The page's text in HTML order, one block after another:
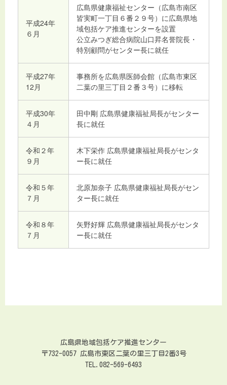
平成24年
６月
広島県健康福祉センター（広島市南区
皆実町一丁目６番２９号）に広島県地
域包括ケア推進センターを設置
公立みつぎ総合病院山口昇名誉院長・
特別顧問がセンター長に就任
平成27年
12月
事務所を広島県医師会館（広島市東区
二葉の里三丁目２番３号）に移転
平成30年
４月
田中剛 広島県健康福祉局長がセンター
長に就任
令和２年
９月
木下栄作 広島県健康福祉局長がセンタ
ー長に就任
令和５年
７月
北原加奈子 広島県健康福祉局長がセン
ター長に就任
令和８年
７月
矢野好輝 広島県健康福祉局長がセンタ
ー長に就任
広島県地域包括ケア推進センター
〒732-0057 広島市東区二葉の里三丁目2番3号
TEL.082-569-6493